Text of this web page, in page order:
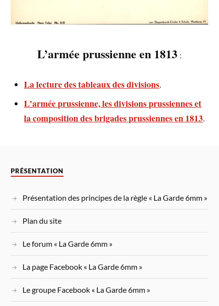
L’armée prussienne en 1813 :
La lecture des tableaux des divisions.
L’armée prussienne, les divisions prussiennes et
la composition des brigades prussiennes en 1813.
PRÉSENTATION
Présentation des principes de la règle « La Garde 6mm »
Plan du site
Le forum « La Garde 6mm »
La page Facebook « La Garde 6mm »
Le groupe Facebook « La Garde 6mm »